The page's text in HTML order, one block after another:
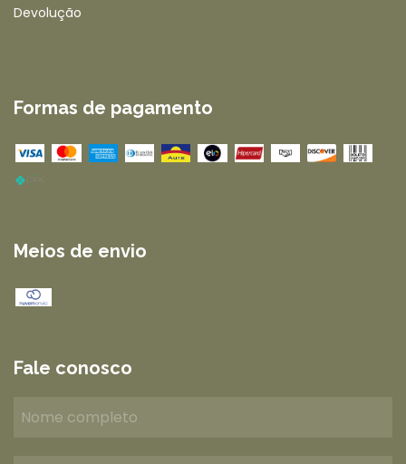
Devolução
Formas de pagamento
Meios de envio
Fale conosco